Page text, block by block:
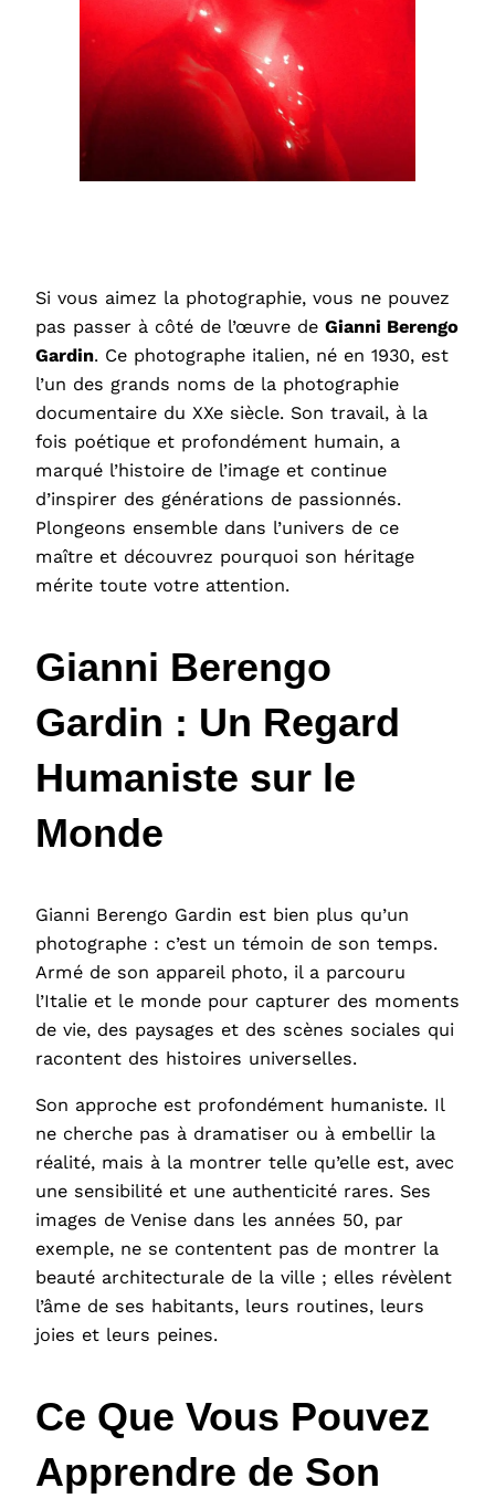
Si vous aimez la photographie, vous ne pouvez
pas passer à côté de l’œuvre de Gianni Berengo
Gardin. Ce photographe italien, né en 1930, est
l’un des grands noms de la photographie
documentaire du XXe siècle. Son travail, à la
fois poétique et profondément humain, a
marqué l’histoire de l’image et continue
d’inspirer des générations de passionnés.
Plongeons ensemble dans l’univers de ce
maître et découvrez pourquoi son héritage
mérite toute votre attention.
Gianni Berengo
Gardin : Un Regard
Humaniste sur le
Monde
Gianni Berengo Gardin est bien plus qu’un
photographe : c’est un témoin de son temps.
Armé de son appareil photo, il a parcouru
l’Italie et le monde pour capturer des moments
de vie, des paysages et des scènes sociales qui
racontent des histoires universelles.
Son approche est profondément humaniste. Il
ne cherche pas à dramatiser ou à embellir la
réalité, mais à la montrer telle qu’elle est, avec
une sensibilité et une authenticité rares. Ses
images de Venise dans les années 50, par
exemple, ne se contentent pas de montrer la
beauté architecturale de la ville ; elles révèlent
l’âme de ses habitants, leurs routines, leurs
joies et leurs peines.
Ce Que Vous Pouvez
Apprendre de Son